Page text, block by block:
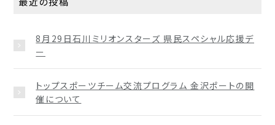
8月29日石川ミリオンスターズ 県民スペシャル応援デ
ー
トップスポーツチーム交流プログラム 金沢ポートの開
催について